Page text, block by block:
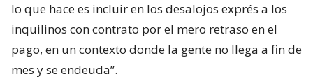
lo que hace es incluir en los desalojos exprés a los
inquilinos con contrato por el mero retraso en el
pago, en un contexto donde la gente no llega a fin de
mes y se endeuda”.